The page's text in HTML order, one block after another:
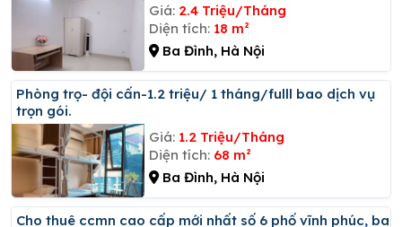
Giá: 2.4 Triệu/Tháng
Diện tích: 18 m²
Ba Đình, Hà Nội
Phòng trọ- đội cấn-1.2 triệu/ 1 tháng/fulll bao dịch vụ
trọn gói.
Giá: 1.2 Triệu/Tháng
Diện tích: 68 m²
Ba Đình, Hà Nội
Cho thuê ccmn cao cấp mới nhất số 6 phố vĩnh phúc, ba